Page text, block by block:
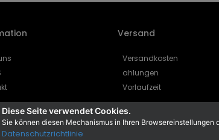
Versand
Versandkosten
ahlungen
Vorlaufzeit
Diese Seite verwendet Cookies.
Sie können diesen Mechanismus in Ihren
Datenschutzrichtlinie